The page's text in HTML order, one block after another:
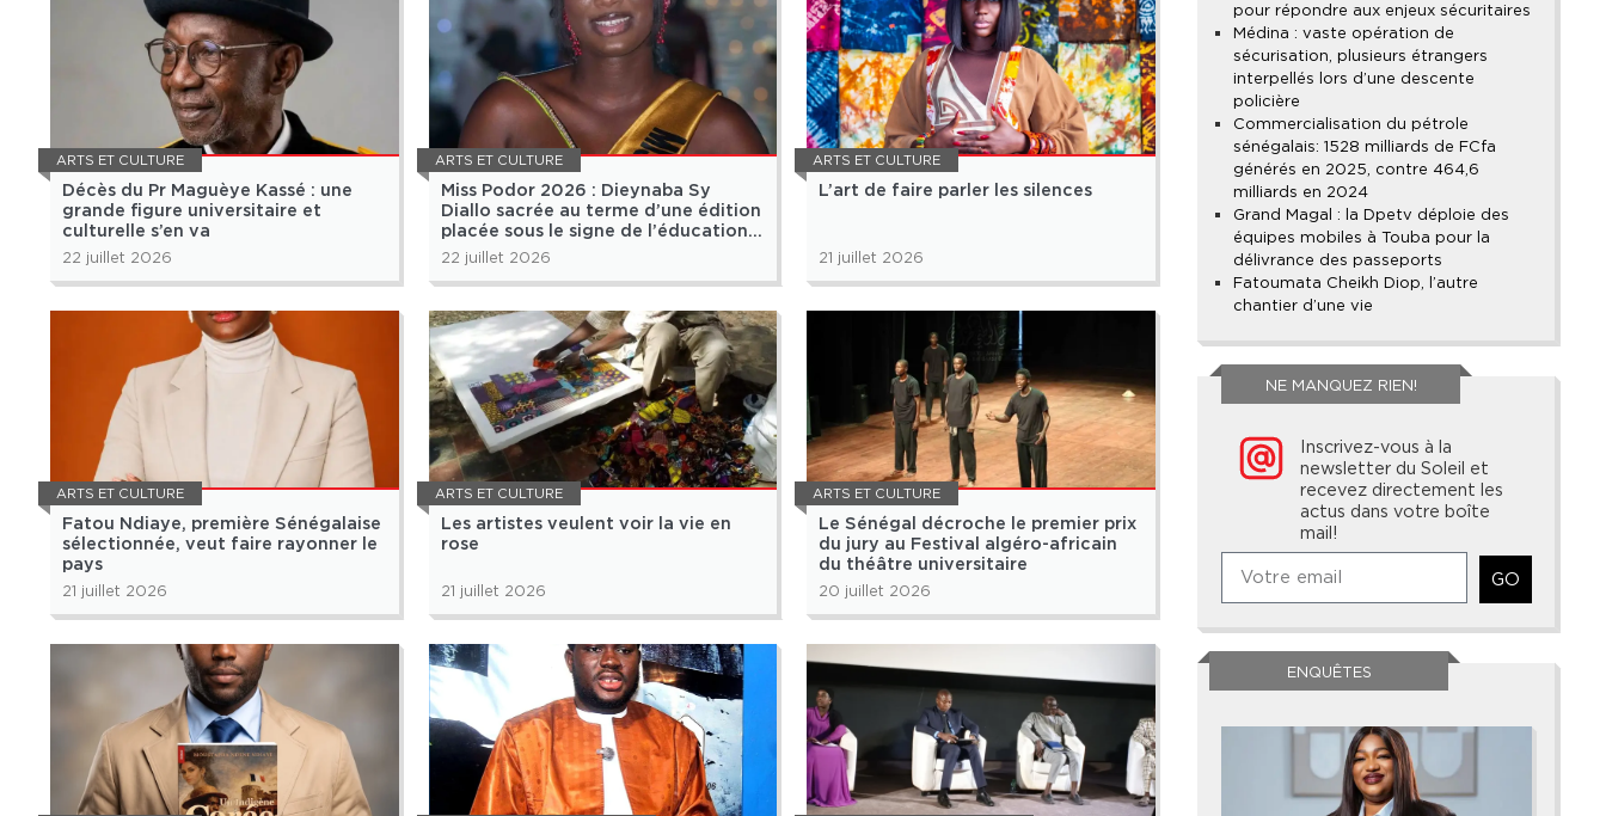
ARTS ET CULTURE
Décès du Pr Maguèye Kassé : une
grande figure universitaire et
culturelle s’en va
22 juillet 2026
ARTS ET CULTURE
Miss Podor 2026 : Dieynaba Sy
Diallo sacrée au terme d’une édition
placée sous le signe de l’éducation
et de la culture
22 juillet 2026
ARTS ET CULTURE
L’art de faire parler les silences
21 juillet 2026
ARTS ET CULTURE
Fatou Ndiaye, première Sénégalaise
sélectionnée, veut faire rayonner le
pays
21 juillet 2026
ARTS ET CULTURE
Les artistes veulent voir la vie en
rose
21 juillet 2026
ARTS ET CULTURE
Le Sénégal décroche le premier prix
du jury au Festival algéro-africain
du théâtre universitaire
20 juillet 2026
pour répondre aux enjeux sécuritaires
Médina : vaste opération de
sécurisation, plusieurs étrangers
interpellés lors d’une descente
policière
Commercialisation du pétrole
sénégalais : 1528 milliards de FCfa
générés en 2025, contre 464,6
milliards en 2024
Grand Magal : la Dpetv déploie des
équipes mobiles à Touba pour la
délivrance des passeports
Fatoumata Cheikh Diop, l’autre
chantier d’une vie
NE MANQUEZ RIEN!
Inscrivez-vous à la
newsletter du Soleil et
recevez directement les
actus dans votre boîte
mail!
GO
ENQUÊTES